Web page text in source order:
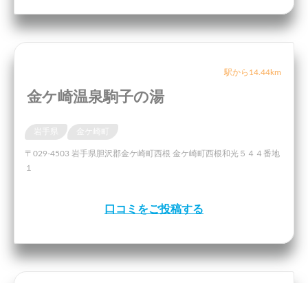
駅から14.44km
金ケ崎温泉駒子の湯
岩手県 金ケ崎町
〒029-4503 岩手県胆沢郡金ケ崎町西根 金ケ崎町西根和光５４４番地
１
口コミをご投稿する